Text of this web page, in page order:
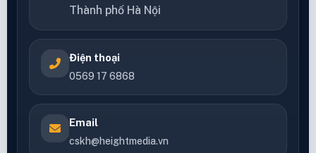
Thành phố Hà Nội
Điện thoại
0569 17 6868
Email
cskh@heightmedia.vn